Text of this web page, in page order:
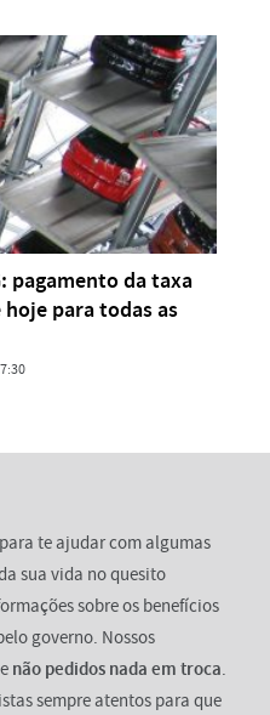
pagamento da taxa
para todas as
te ajudar com algumas
sua vida no quesito
sobre os benefícios
governo. Nossos
e não pedidos nada em troca.
sempre atentos para que